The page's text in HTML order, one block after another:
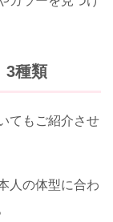
3種類
てもご紹介させ
人の体型に合わ